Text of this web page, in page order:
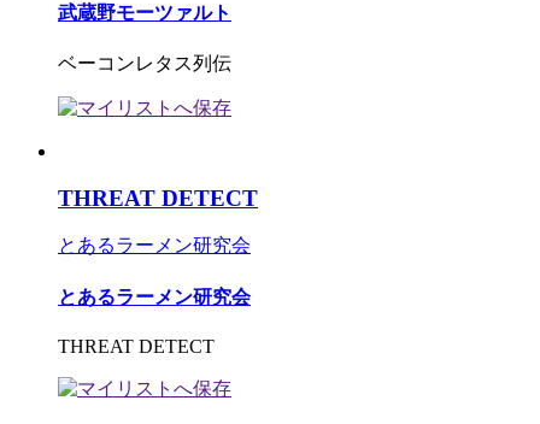
武蔵野モーツァルト
ベーコンレタス列伝
THREAT DETECT
とあるラーメン研究会
とあるラーメン研究会
THREAT DETECT